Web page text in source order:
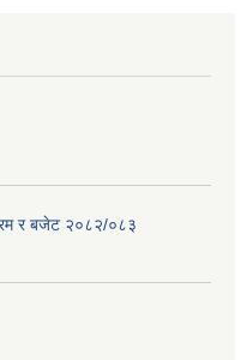
र बजेट २०८२/०८३